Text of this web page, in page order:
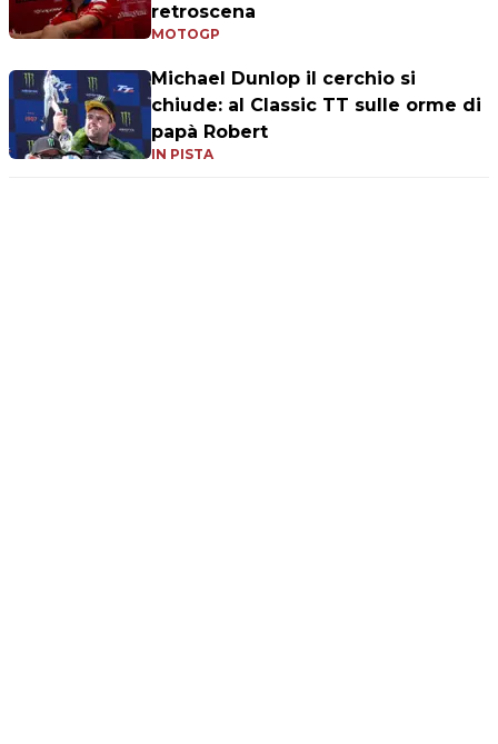
retroscena
MOTOGP
Michael Dunlop il cerchio si
chiude: al Classic TT sulle orme di
papà Robert
IN PISTA